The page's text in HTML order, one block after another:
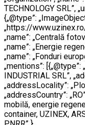
TECHNOLOGY SRL”,
{„@type”:
„https://www.uzinex.ro/
„name”: „Centrală
„name”: „Energie
„name”: „Fonduri
„mentions”: [{„@type”:
INDUSTRIAL SRL”,
„addressLocality”:
„addressCountry”:
mobilă, energie
container, UZINEX,